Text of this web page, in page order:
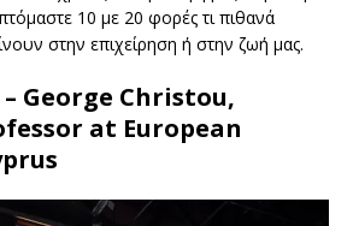
10 με 20 φορές τι πιθανά
στην επιχείρηση ή στην ζωή μας.
George Christou,
at European